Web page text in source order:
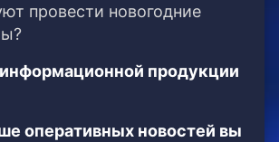
провести новогодние
продукции
оперативных новостей вы